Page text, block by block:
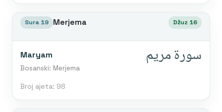
Sura 19 Merjema Džuz 16
Maryam
Bosanski: Merjema
سورة مريم
Broj ajeta: 98